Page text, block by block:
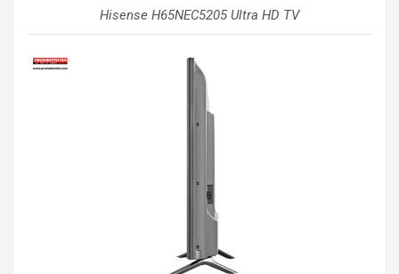
Hisense H65NEC5205 Ultra HD TV